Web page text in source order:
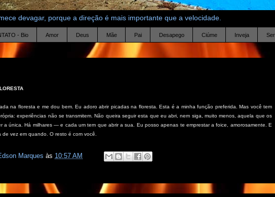
devagar, porque a direção é mais importante que a velocidade.
- Bio Amor Deus Mãe Pai Desapego Ciúme Inveja
na floresta e me dou bem. Eu adoro abrir picadas na floresta. Esta é a minha função preferida. Mas você tem
experiências não se transmitem. Não queira seguir esta que eu abri, nem siga, muito menos, aquela que os
a única. Há milhares — e cada um tem que abrir a sua. Eu posso apenas te emprestar a foice, amorosamente. E
de vez em quando. O resto é com você.
Marques às 10:57 AM